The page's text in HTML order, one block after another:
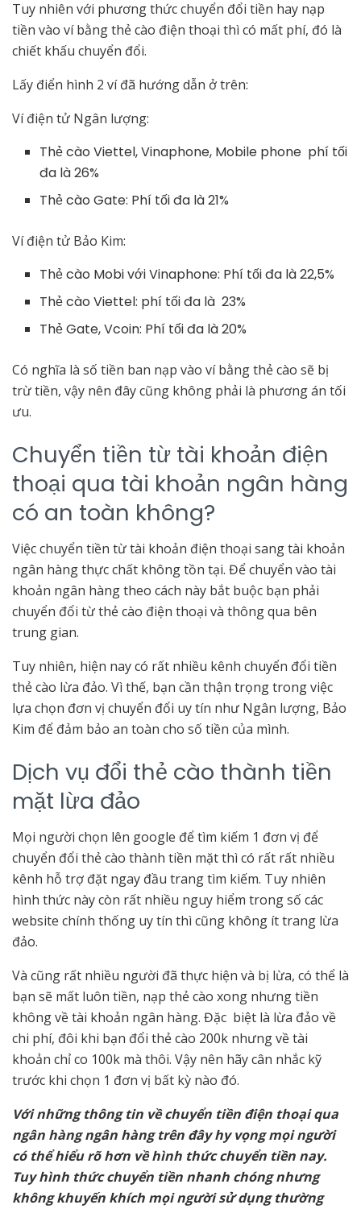
Tuy nhiên với phương thức chuyển đổi tiền hay nạp
tiền vào ví bằng thẻ cào điện thoại thì có mất phí, đó là
chiết khấu chuyển đổi.
Lấy điển hình 2 ví đã hướng dẫn ở trên:
Ví điện tử Ngân lượng:
Thẻ cào Viettel, Vinaphone, Mobile phone phí tối
đa là 26%
Thẻ cào Gate: Phí tối đa là 21%
Ví điện tử Bảo Kim:
Thẻ cào Mobi với Vinaphone: Phí tối đa là 22,5%
Thẻ cào Viettel: phí tối đa là 23%
Thẻ Gate, Vcoin: Phí tối đa là 20%
Có nghĩa là số tiền ban nạp vào ví bằng thẻ cào sẽ bị
trừ tiền, vậy nên đây cũng không phải là phương án tối
ưu.
Chuyển tiền từ tài khoản điện
thoại qua tài khoản ngân hàng
có an toàn không?
Việc chuyển tiền từ tài khoản điện thoại sang tài khoản
ngân hàng thực chất không tồn tại. Để chuyển vào tài
khoản ngân hàng theo cách này bắt buộc bạn phải
chuyển đổi từ thẻ cào điện thoại và thông qua bên
trung gian.
Tuy nhiên, hiện nay có rất nhiều kênh chuyển đổi tiền
thẻ cào lừa đảo. Vì thế, bạn cần thận trọng trong việc
lựa chọn đơn vị chuyển đổi uy tín như Ngân lượng, Bảo
Kim để đảm bảo an toàn cho số tiền của mình.
Dịch vụ đổi thẻ cào thành tiền
mặt lừa đảo
Mọi người chọn lên google để tìm kiếm 1 đơn vị để
chuyển đổi thẻ cào thành tiền mặt thì có rất rất nhiều
kênh hỗ trợ đặt ngay đầu trang tìm kiếm. Tuy nhiên
hình thức này còn rất nhiều nguy hiểm trong số các
website chính thống uy tín thì cũng không ít trang lừa
đảo.
Và cũng rất nhiều người đã thực hiện và bị lừa, có thể là
bạn sẽ mất luôn tiền, nạp thẻ cào xong nhưng tiền
không về tài khoản ngân hàng. Đặc biệt là lừa đảo về
chi phí, đôi khi bạn đổi thẻ cào 200k nhưng về tài
khoản chỉ co 100k mà thôi. Vậy nên hãy cân nhắc kỹ
trước khi chọn 1 đơn vị bất kỳ nào đó.
Với những thông tin về chuyển tiền điện thoại qua
ngân hàng ngân hàng trên đây hy vọng mọi người
có thể hiểu rõ hơn về hình thức chuyển tiền nay.
Tuy hình thức chuyển tiền nhanh chóng nhưng
không khuyến khích mọi người sử dụng thường